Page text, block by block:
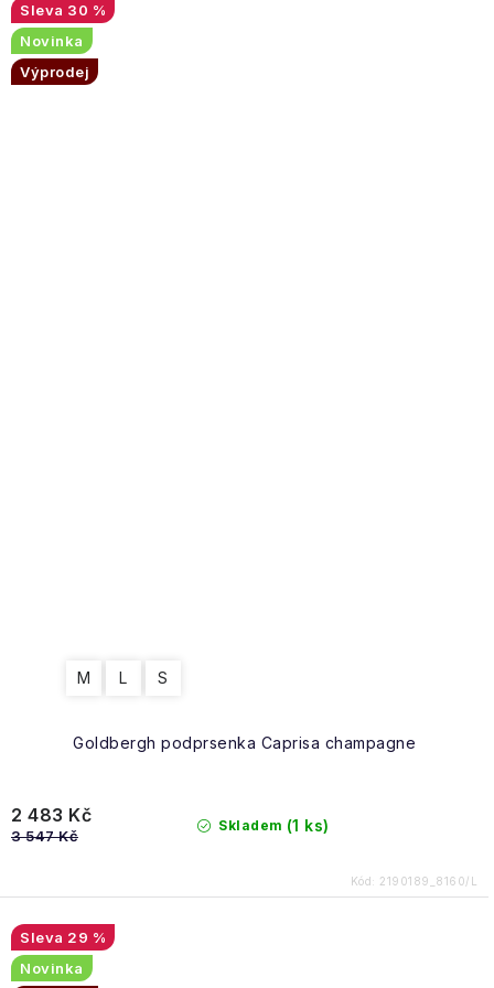
Goldbergh podprsenka Caprisa champagne
30 %
Novinka
Výprodej
M L S
Skladem (1 ks)
2 483 Kč
3 547 Kč
Kód: 2190189_8160/L
29 %
Novinka